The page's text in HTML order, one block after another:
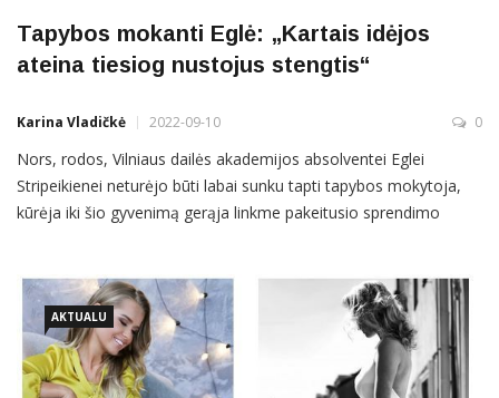
Tapybos mokanti Eglė: „Kartais idėjos
ateina tiesiog nustojus stengtis“
Karina Vladičkė 2022-09-10 0
Nors, rodos, Vilniaus dailės akademijos absolventei Eglei
Stripeikienei neturėjo būti labai sunku tapti tapybos mokytoja,
kūrėja iki šio gyvenimą gerąja linkme pakeitusio sprendimo
pagaliau jaučiasi savo rogėse ir drąsina VERSLI MAMA
skaitytojus dažniau
AKTUALU